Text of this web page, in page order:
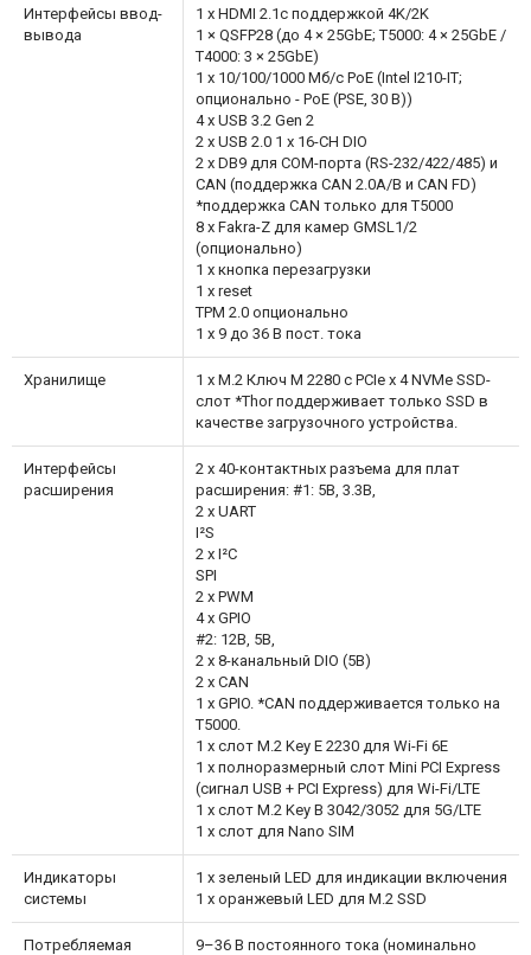
Интерфейсы ввод-
вывода
1 x HDMI 2.1с поддержкой 4K/2K
1 × QSFP28 (до 4 × 25GbE; T5000: 4 × 25GbE /
T4000: 3 × 25GbE)
1 x 10/100/1000 Мб/с PoE (Intel I210-IT;
опционально - PoE (PSE, 30 В))
4 x USB 3.2 Gen 2
2 x USB 2.0 1 x 16-CH DIO
2 x DB9 для COM-порта (RS-232/422/485) и
CAN (поддержка CAN 2.0A/B и CAN FD)
*поддержка CAN только для T5000
8 x Fakra-Z для камер GMSL1/2
(опционально)
1 x кнопка перезагрузки
1 x reset
TPM 2.0 опционально
1 x 9 до 36 В пост. тока
Хранилище
1 x M.2 Ключ M 2280 с PCIe x 4 NVMe SSD-
слот *Thor поддерживает только SSD в
качестве загрузочного устройства.
Интерфейсы
расширения
2 x 40-контактных разъема для плат
расширения: #1: 5В, 3.3В,
2 x UART
I²S
2 x I²C
SPI
2 x PWM
4 x GPIO
#2: 12В, 5В,
2 x 8-канальный DIO (5В)
2 x CAN
1 x GPIO. *CAN поддерживается только на
T5000.
1 x слот M.2 Key E 2230 для Wi-Fi 6E
1 x полноразмерный слот Mini PCI Express
(сигнал USB + PCI Express) для Wi-Fi/LTE
1 x слот M.2 Key B 3042/3052 для 5G/LTE
1 x слот для Nano SIM
Индикаторы
системы
1 x зеленый LED для индикации включения
1 x оранжевый LED для M.2 SSD
Потребляемая
9–36 В постоянного тока (номинально